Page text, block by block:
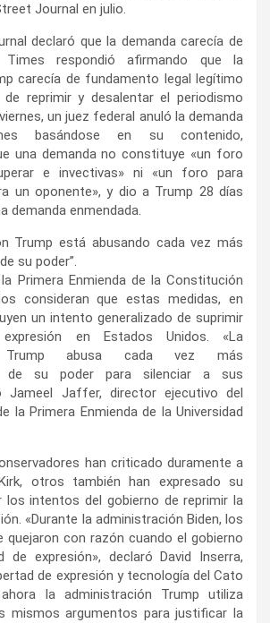
Journal en julio.
declaró que la demanda carecía de
Times respondió afirmando que la
carecía de fundamento legal legítimo
reprimir y desalentar el periodismo
un juez federal anuló la demanda
basándose en su contenido,
una demanda no constituye «un foro
e invectivas» ni «un foro para
un oponente», y dio a Trump 28 días
demanda enmendada.
Trump está abusando cada vez más
su poder”.
Primera Enmienda de la Constitución
consideran que estas medidas, en
un intento generalizado de suprimir
en Estados Unidos. «La
Trump abusa cada vez más
de su poder para silenciar a sus
Jameel Jaffer, director ejecutivo del
la Primera Enmienda de la Universidad
han criticado duramente a
otros también han expresado su
los intentos del gobierno de reprimir la
«Durante la administración Biden, los
quejaron con razón cuando el gobierno
expresión», declaró David Inserra,
de expresión y tecnología del Cato
la administración Trump utiliza
mismos argumentos para justificar la